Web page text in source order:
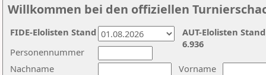
Willkommen bei den offiziellen
Nachname
Vorname
Personennummer
AUT-Elolisten
6.936
FIDE-Elolisten Stand